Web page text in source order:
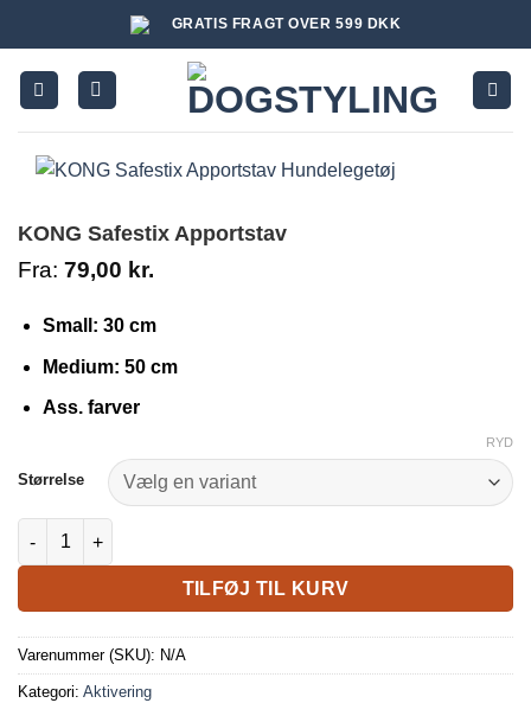
indhold
GRATIS FRAGT OVER 599 DKK
KONG Safestix Apportstav
Fra: 79,00 kr.
Small: 30 cm
Medium: 50 cm
Ass. farver
Størrelse
RYD
KONG Safestix Apportstav antal
TILFØJ TIL KURV
Varenummer (SKU): N/A
Kategori: Aktivering